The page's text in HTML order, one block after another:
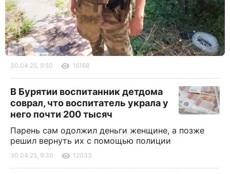
30.04.25, 9:50 16168
В Бурятии воспитанник детдома
соврал, что воспитатель украла у
него почти 200 тысяч
Парень сам одолжил деньги женщине, а позже
решил вернуть их с помощью полиции
30.04.25, 9:30 12033